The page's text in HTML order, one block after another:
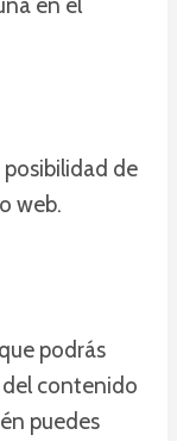
posibilidad de
web.
podrás
contenido
puedes